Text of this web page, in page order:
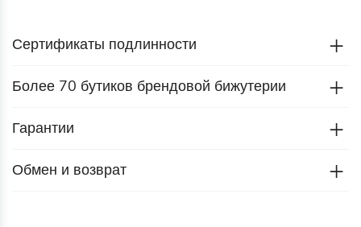
Сертификаты подлинности
Более 70 бутиков брендовой бижутерии
Гарантии
Обмен и возврат